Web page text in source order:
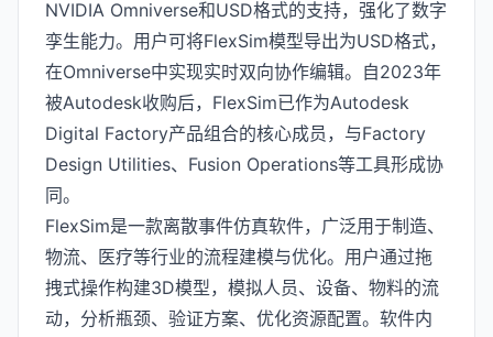
NVIDIA Omniverse和USD格式的支持，强化了数字
孪生能力。用户可将FlexSim模型导出为USD格式，
在Omniverse中实现实时双向协作编辑。自2023年
被Autodesk收购后，FlexSim已作为Autodesk
Digital Factory产品组合的核心成员，与Factory
Design Utilities、Fusion Operations等工具形成协
同。
FlexSim是一款离散事件仿真软件，广泛用于制造、
物流、医疗等行业的流程建模与优化。用户通过拖
拽式操作构建3D模型，模拟人员、设备、物料的流
动，分析瓶颈、验证方案、优化资源配置。软件内